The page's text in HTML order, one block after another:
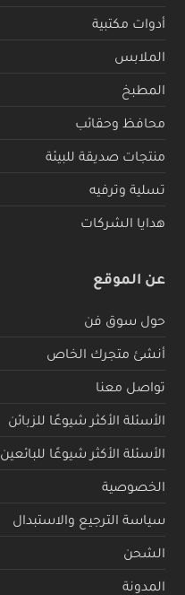
أدوات مكتبية
الملابس
المطبخ
محافظ وحقائب
منتجات صديقة للبيئة
تسلية وترفيه
هدايا الشركات
عن الموقع
حول سوق فن
أنشئ متجرك الخاص
تواصل معنا
الأسئلة الأكثر شيوعًا للزبائن
الأسئلة الأكثر شيوعًا للبائعين
الخصوصية
سياسة الترجيع والاستبدال
الشحن
المدونة